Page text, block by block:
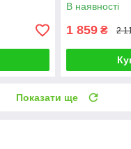
В наявності
1 859 ₴ 2
Показати ще